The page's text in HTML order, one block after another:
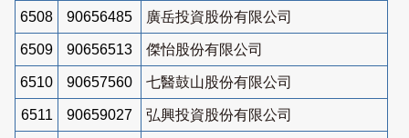
6508 90656485 廣岳投資股份有限公司
6509 90656513 傑怡股份有限公司
6510 90657560 七醫鼓山股份有限公司
6511 90659027 弘興投資股份有限公司